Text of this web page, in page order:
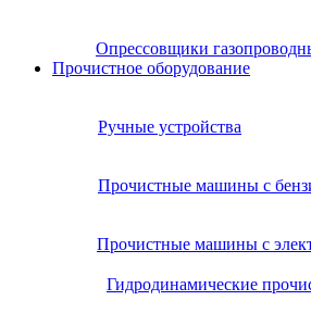
Опрессовщики
Прочистное оборудование
Ручные устройства
Прочистные машины с
Прочистные машины с
Гидродинамические